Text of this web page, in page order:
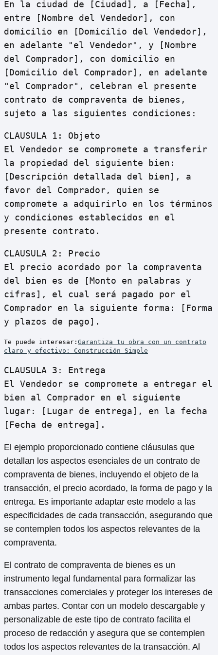
En la ciudad de [Ciudad], a [Fecha],
entre [Nombre del Vendedor], con
domicilio en [Domicilio del Vendedor],
en adelante "el Vendedor", y [Nombre
del Comprador], con domicilio en
[Domicilio del Comprador], en adelante
"el Comprador", celebran el presente
contrato de compraventa de bienes,
sujeto a las siguientes condiciones:
CLAUSULA 1: Objeto
El Vendedor se compromete a transferir
la propiedad del siguiente bien:
[Descripción detallada del bien], a
favor del Comprador, quien se
compromete a adquirirlo en los términos
y condiciones establecidos en el
presente contrato.
CLAUSULA 2: Precio
El precio acordado por la compraventa
del bien es de [Monto en palabras y
cifras], el cual será pagado por el
Comprador en la siguiente forma: [Forma
y plazos de pago].
Te puede interesar: Garantiza tu obra con un contrato
claro y efectivo: Construcción Simple
CLAUSULA 3: Entrega
El Vendedor se compromete a entregar el
bien al Comprador en el siguiente
lugar: [Lugar de entrega], en la fecha
[Fecha de entrega].
El ejemplo proporcionado contiene cláusulas que
detallan los aspectos esenciales de un contrato de
compraventa de bienes, incluyendo el objeto de la
transacción, el precio acordado, la forma de pago y la
entrega. Es importante adaptar este modelo a las
especificidades de cada transacción, asegurando que
se contemplen todos los aspectos relevantes de la
compraventa.
El contrato de compraventa de bienes es un
instrumento legal fundamental para formalizar las
transacciones comerciales y proteger los intereses de
ambas partes. Contar con un modelo descargable y
personalizable de este tipo de contrato facilita el
proceso de redacción y asegura que se contemplen
todos los aspectos relevantes de la transacción. Al